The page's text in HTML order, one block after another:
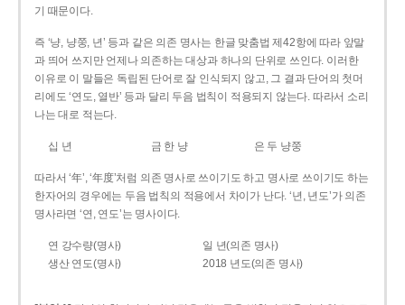
기 때문이다.
즉 ‘냥, 냥쭝, 년’ 등과 같은 의존 명사는 한글 맞춤법 제42항에 따라 앞말
과 띄어 쓰지만 언제나 의존하는 대상과 하나의 단위로 쓰인다. 이러한
이유로 이 말들은 독립된 단어로 잘 인식되지 않고, 그 결과 단어의 첫머
리에도 ‘연도, 열반’ 등과 달리 두음 법칙이 적용되지 않는다. 따라서 소리
나는 대로 적는다.
십 년 금 한 냥 은 두 냥쭝
따라서 ‘年’, ‘年度’처럼 의존 명사로 쓰이기도 하고 명사로 쓰이기도 하는
한자어의 경우에는 두음 법칙의 적용에서 차이가 난다. ‘년, 년도’가 의존
명사라면 ‘연, 연도’는 명사이다.
연 강수량(명사)
일 년(의존 명사)
생산 연도(명사)
2018 년도(의존 명사)